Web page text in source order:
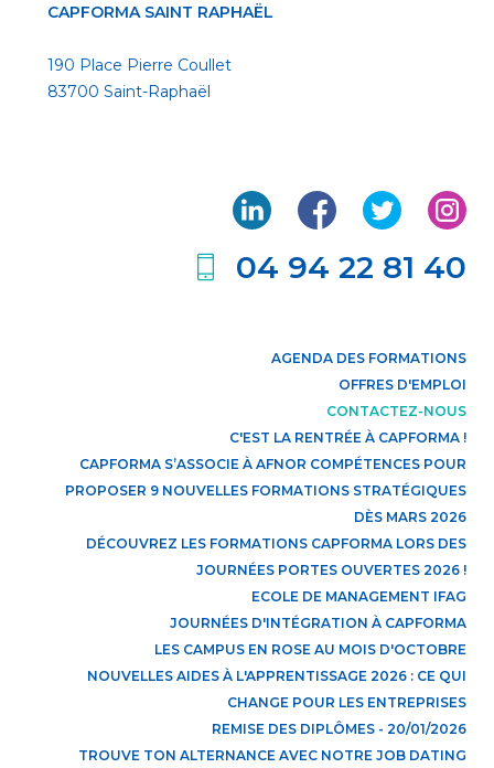
CAPFORMA SAINT RAPHAËL
190 Place Pierre Coullet
83700 Saint-Raphaël
04 94 22 81 40
AGENDA DES FORMATIONS
OFFRES D'EMPLOI
CONTACTEZ-NOUS
C'EST LA RENTRÉE À CAPFORMA !
CAPFORMA S’ASSOCIE À AFNOR COMPÉTENCES POUR
PROPOSER 9 NOUVELLES FORMATIONS STRATÉGIQUES
DÈS MARS 2026
DÉCOUVREZ LES FORMATIONS CAPFORMA LORS DES
JOURNÉES PORTES OUVERTES 2026 !
ECOLE DE MANAGEMENT IFAG
JOURNÉES D'INTÉGRATION À CAPFORMA
LES CAMPUS EN ROSE AU MOIS D'OCTOBRE
NOUVELLES AIDES À L'APPRENTISSAGE 2026 : CE QUI
CHANGE POUR LES ENTREPRISES
REMISE DES DIPLÔMES - 20/01/2026
TROUVE TON ALTERNANCE AVEC NOTRE JOB DATING